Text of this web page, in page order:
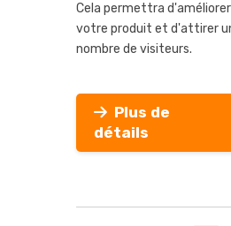
Cela permettra
votre produit et d'attirer
nombre de visiteurs.
Plus de
détails